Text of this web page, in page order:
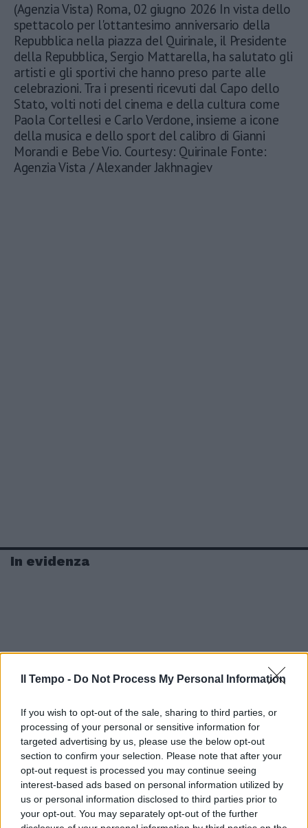
Il Tempo - Do Not Process My Personal Information
If you wish to opt-out of the sale, sharing to third parties, or
processing of your personal or sensitive information for
targeted advertising by us, please use the below opt-out
section to confirm your selection. Please note that after your
opt-out request is processed you may continue seeing
interest-based ads based on personal information utilized by
us or personal information disclosed to third parties prior to
your opt-out. You may separately opt-out of the further
(Agenzia Vista) Roma, 02 giugno 2026 In vista dello
spettacolo per l'ottantesimo anniversario della
Repubblica nella piazza del Quirinale, il Presidente
della Repubblica, Sergio Mattarella, ha salutato gli
artisti e gli sportivi che hanno preso parte alle
celebrazioni. Tra i presenti ricevuti dal Capo dello
Stato, volti noti del cinema e della cultura come
Paola Cortellesi e Carlo Verdone, insieme a icone
della musica e dello sport del calibro di Gianni
Morandi e Bebe Vio. Courtesy: Quirinale Fonte:
Agenzia Vista / Alexander Jakhnagiev
In evidenza